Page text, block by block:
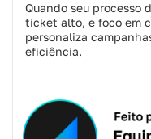
Quando seu processo
ticket alto, e foco em
personaliza
eficiência.